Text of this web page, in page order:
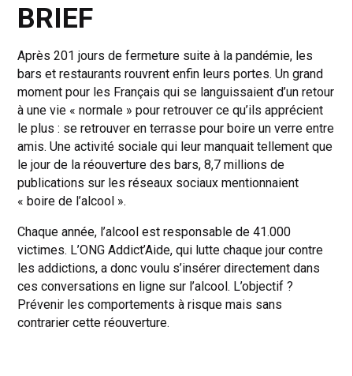
BRIEF
Après 201 jours de fermeture suite à la pandémie, les
bars et restaurants rouvrent enfin leurs portes. Un grand
moment pour les Français qui se languissaient d’un retour
à une vie « normale » pour retrouver ce qu’ils apprécient
le plus : se retrouver en terrasse pour boire un verre entre
amis. Une activité sociale qui leur manquait tellement que
le jour de la réouverture des bars, 8,7 millions de
publications sur les réseaux sociaux mentionnaient
« boire de l’alcool ».
Chaque année, l’alcool est responsable de 41.000
victimes. L’ONG Addict’Aide, qui lutte chaque jour contre
les addictions, a donc voulu s’insérer directement dans
ces conversations en ligne sur l’alcool. L’objectif ?
Prévenir les comportements à risque mais sans
contrarier cette réouverture.